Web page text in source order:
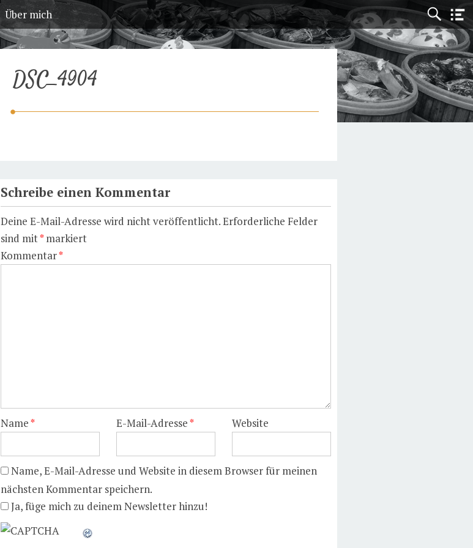
Über mich
DSC_4904
Schreibe einen Kommentar
Deine E-Mail-Adresse wird nicht veröffentlicht.Erforderliche Felder
sind mit*markiert
Kommentar*
Name* E-Mail-Adresse* Website
Name, E-Mail-Adresse und Website in diesem Browser für meinen
nächsten Kommentar speichern.
Ja, füge mich zu deinem Newsletter hinzu!